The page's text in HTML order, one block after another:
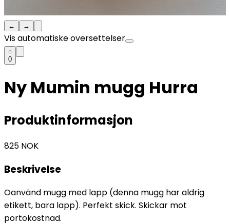
← →
Vis automatiske oversettelser
0
Ny Mumin mugg Hurra
Produktinformasjon
825 NOK
Beskrivelse
Oanvänd mugg med lapp (denna mugg har aldrig
etikett, bara lapp). Perfekt skick. Skickar mot
portokostnad.